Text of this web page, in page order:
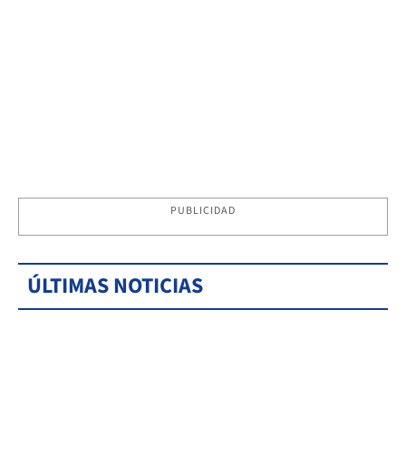
PUBLICIDAD
ÚLTIMAS NOTICIAS